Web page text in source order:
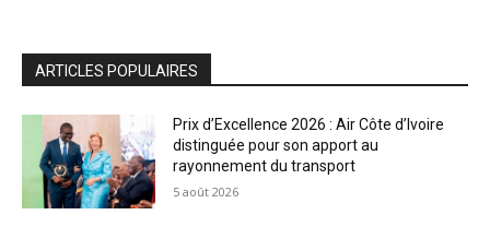
ARTICLES POPULAIRES
Prix d’Excellence 2026 : Air Côte d’Ivoire
distinguée pour son apport au
rayonnement du transport
5 août 2026